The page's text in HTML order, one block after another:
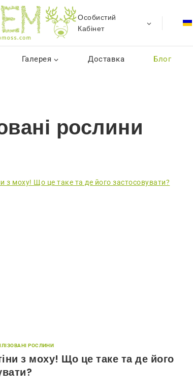
Особистий
Кабінет
Галерея Доставка Блог
рослини
РОСЛИНИ
з моху! Що це таке та де його